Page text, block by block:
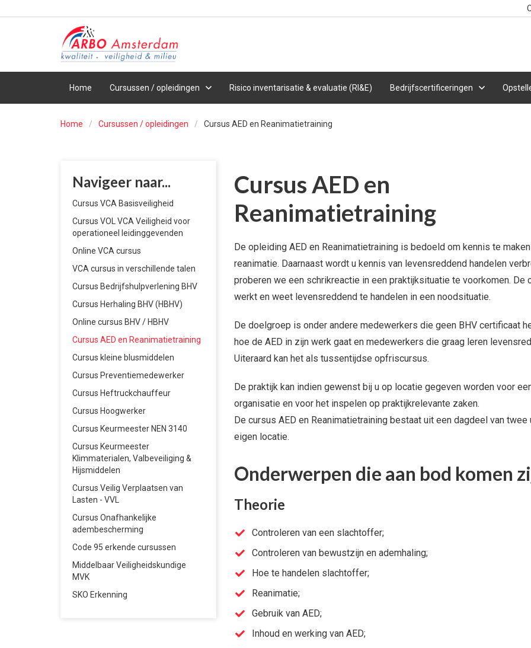
Home Cursussen / opleidingen Risico inventarisatie & evaluatie (RI&E) Bedrijfscertificeringen
Home Cursussen / opleidingen Cursus AED en Reanimatietraining
Navigeer naar...
Cursus VCA Basisveiligheid
Cursus VOL VCA Veiligheid voor
operationeel leidinggevenden
Online VCA cursus
VCA cursus in verschillende talen
Cursus Bedrijfshulpverlening BHV
Cursus Herhaling BHV (HBHV)
Online cursus BHV / HBHV
Cursus AED en Reanimatietraining
Cursus kleine blusmiddelen
Cursus Preventiemedewerker
Cursus Heftruckchauffeur
Cursus Hoogwerker
Cursus Keurmeester NEN 3140
Cursus Keurmeester
Klimmaterialen, Valbeveiliging &
Hijsmiddelen
Cursus Veilig Verplaatsen van
Lasten - VVL
Cursus Onafhankelijke
adembescherming
Code 95 erkende cursussen
Middelbaar Veiligheidskundige
MVK
SKO Erkenning
Cursus AED en
Reanimatietraining
De opleiding AED en Reanimatietraining is bedoeld om kennis te
reanimatie. Daarnaast wordt u kennis van levensreddend handelen
proberen we een schrikreactie in een praktijksituatie te voorkomen. De
werkt en weet levensreddend te handelen in een noodsituatie.
De doelgroep is onder andere medewerkers die geen BHV certificaat
hoe de AED in zijn werk gaat en medewerkers die graag leren
Uiteraard kan het als tussentijdse opfriscursus.
De praktijk kan indien gewenst bij u op locatie gegeven worden voor
organisatie en voor het inspelen op praktijkrelevante zaken.
De cursus AED en Reanimatietraining bestaat uit een dagdeel van
eigen locatie.
Onderwerpen die aan bod komen
Theorie
Controleren van een slachtoffer;
Controleren van bewustzijn en ademhaling;
Hoe te handelen slachtoffer;
Reanimatie;
Gebruik van AED;
Inhoud en werking van AED;